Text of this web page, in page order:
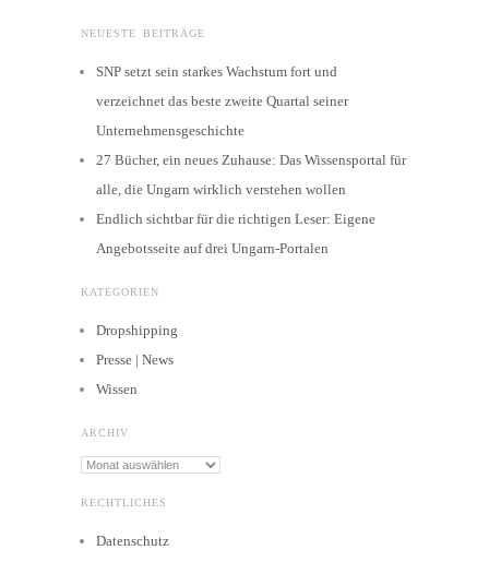
NEUESTE BEITRÄGE
SNP setzt sein starkes Wachstum fort und
verzeichnet das beste zweite Quartal seiner
Unternehmensgeschichte
27 Bücher, ein neues Zuhause: Das Wissensportal für
alle, die Ungarn wirklich verstehen wollen
Endlich sichtbar für die richtigen Leser: Eigene
Angebotsseite auf drei Ungarn-Portalen
KATEGORIEN
Dropshipping
Presse | News
Wissen
ARCHIV
Archiv
RECHTLICHES
Datenschutz